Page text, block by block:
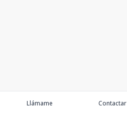
Llámame Contactar